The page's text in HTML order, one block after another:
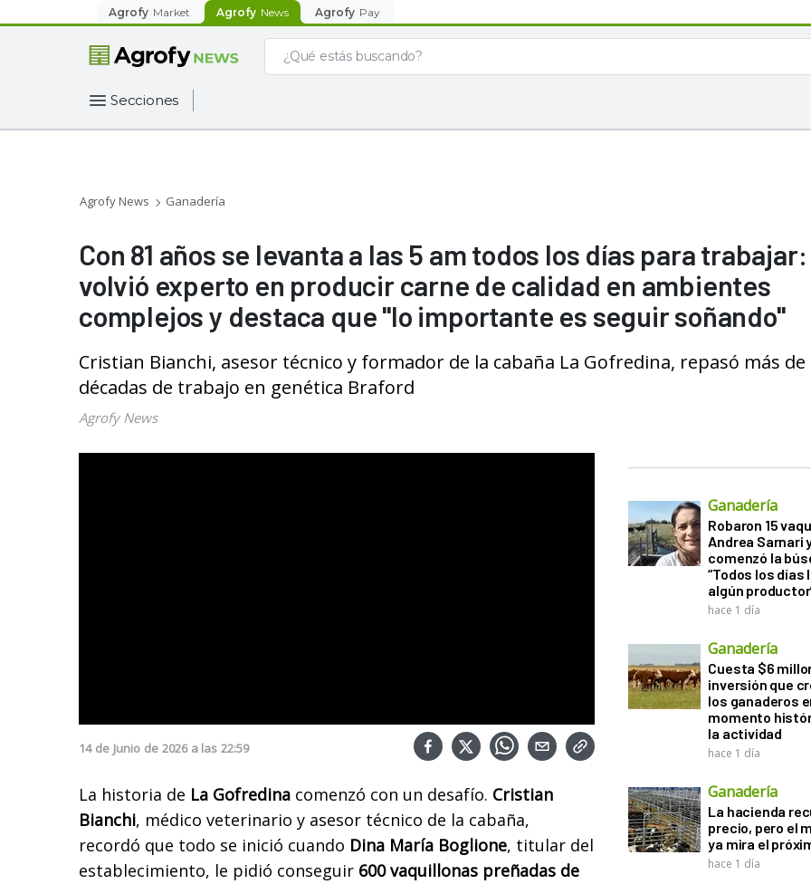
Agrofy Market Agrofy News Agrofy Pay
Secciones
Agrofy News Ganadería
Con 81 años se levanta a las 5 am todos los días para
volvió experto en producir carne de calidad en ambientes
complejos y destaca que "lo importante es seguir soñando"
Cristian Bianchi, asesor técnico y formador de la cabaña La Gofredina, repasó más
décadas de trabajo en genética Braford
Agrofy News
14 de Junio de 2026 a las 22:59
La historia de La Gofredina comenzó con un desafío. Cristian
Bianchi, médico veterinario y asesor técnico de la cabaña,
recordó que todo se inició cuando Dina María Boglione, titular del
establecimiento, le pidió conseguir 600 vaquillonas preñadas de
Ganadería
Robaron 15
Andrea Sarnari
comenzó la
“Todos los días
algún
hace 1 día
Ganadería
Cuesta $6
inversión que
los ganaderos
momento
la actividad
hace 1 día
Ganadería
La hacienda
precio, pero el
ya mira el
hace 1 día